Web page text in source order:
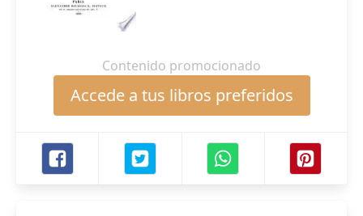
Contenido promocionado
Accede a tus libros preferidos